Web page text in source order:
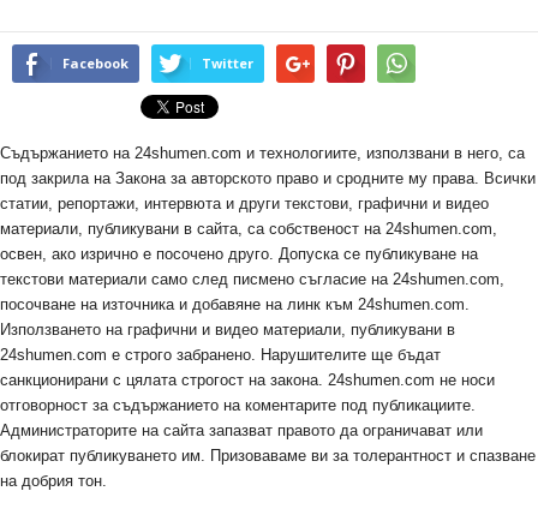
Facebook Twitter
Съдържанието на 24shumen.com и технологиите, използвани в него, са
под закрила на Закона за авторското право и сродните му права. Всички
статии, репортажи, интервюта и други текстови, графични и видео
материали, публикувани в сайта, са собственост на 24shumen.com,
освен, ако изрично е посочено друго. Допуска се публикуване на
текстови материали само след писмено съгласие на 24shumen.com,
посочване на източника и добавяне на линк към 24shumen.com.
Използването на графични и видео материали, публикувани в
24shumen.com е строго забранено. Нарушителите ще бъдат
санкционирани с цялата строгост на закона. 24shumen.com не носи
отговорност за съдържанието на коментарите под публикациите.
Администраторите на сайта запазват правото да ограничават или
блокират публикуването им. Призоваваме ви за толерантност и спазване
на добрия тон.